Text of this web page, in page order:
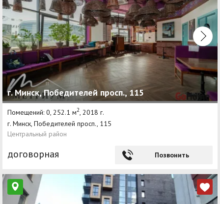
г. Минск, Победителей просп., 115
Помещений: 0, 252.1 м2 , 2018 г.
г. Минск, Победителей просп., 115
Центральный район
договорная Позвонить